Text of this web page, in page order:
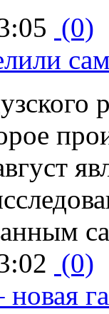
(0)
(0)
новая